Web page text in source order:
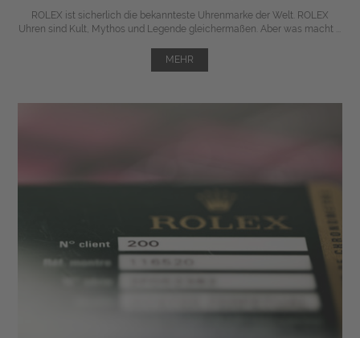
ROLEX ist sicherlich die bekannteste Uhrenmarke der Welt. ROLEX
Uhren sind Kult, Mythos und Legende gleichermaßen. Aber was macht ...
MEHR